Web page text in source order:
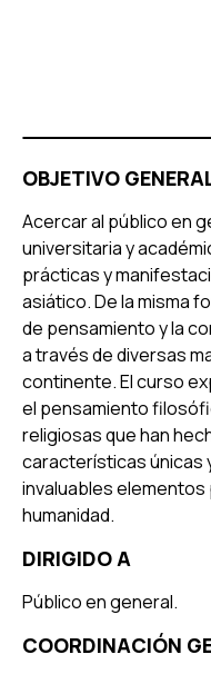
OBJETIVO
Acercar al público en
universitaria y
prácticas y
asiático. De la misma
de pensamiento y la
a través de diversas
continente. El curso
el pensamiento
religiosas que han
características únicas
invaluables elementos
humanidad.
DIRIGIDO A
Público en general.
COORDINACIÓN